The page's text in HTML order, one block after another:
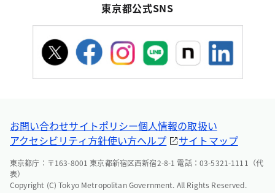
東京都公式SNS
お問い合わせサイトポリシー個人情報の取扱い
アクセシビリティ方針使い方ヘルプ サイトマップ
東京都庁：〒163-8001 東京都新宿区西新宿2-8-1 電話：03-5321-1111（代
表）
Copyright (C) Tokyo Metropolitan Government. All Rights Reserved.